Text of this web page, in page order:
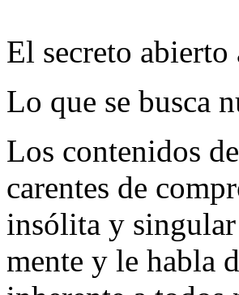
El secreto abierto
Lo que se busca
Los contenidos
carentes de
insólita y
mente y le habla